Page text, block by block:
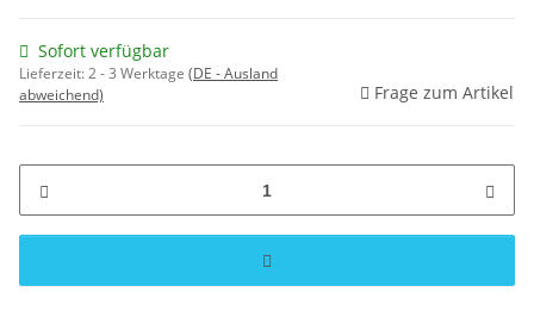
Sofort verfügbar
Lieferzeit:2 - 3 Werktage (DE - Ausland
abweichend)
Frage zum Artikel